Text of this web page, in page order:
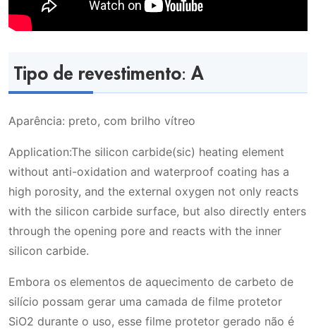
Tipo de revestimento: A
Aparência: preto, com brilho vítreo
Application:The silicon carbide(sic) heating element
without anti-oxidation and waterproof coating has a
high porosity, and the external oxygen not only reacts
with the silicon carbide surface, but also directly enters
through the opening pore and reacts with the inner
silicon carbide.
Embora os elementos de aquecimento de carbeto de
silício possam gerar uma camada de filme protetor
SiO2 durante o uso, esse filme protetor gerado não é